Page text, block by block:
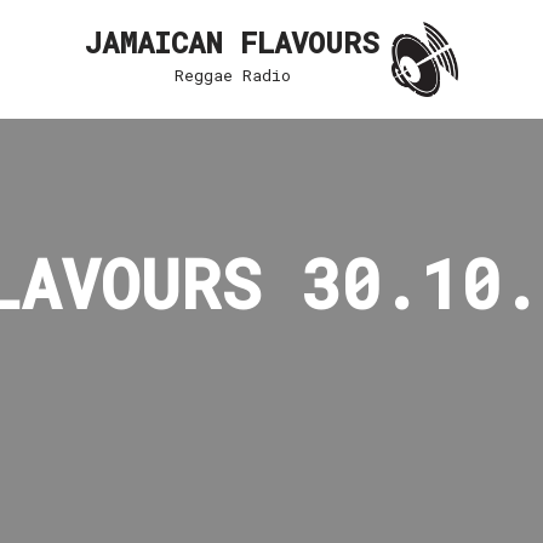
JAMAICAN FLAVOURS
Reggae Radio